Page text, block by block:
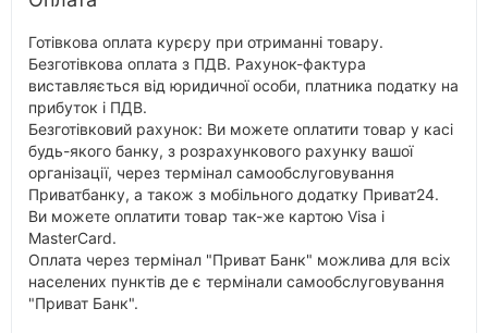
Готівкова оплата курєру при отриманні товару.
Безготівкова оплата з ПДВ. Рахунок-фактура
виставляється від юридичної особи, платника податку на
прибуток і ПДВ.
Безготівковий рахунок: Ви можете оплатити товар у касі
будь-якого банку, з розрахункового рахунку вашої
організації, через термінал самообслуговування
Приватбанку, а також з мобільного додатку Приват24.
Ви можете оплатити товар так-же картою Visa і
MasterCard.
Оплата через термінал "Приват Банк" можлива для всіх
населених пунктів де є термінали самообслуговування
"Приват Банк".